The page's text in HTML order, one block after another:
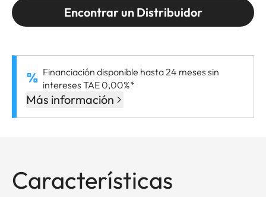
Encontrar un Distribuidor
Financiación disponible hasta 24 meses sin
intereses TAE 0,00%*
Más información
Características